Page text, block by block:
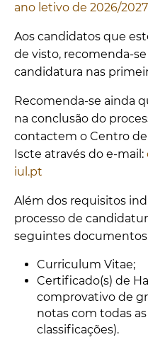
ano letivo de 2026/2027
Aos candidatos que
de visto, recomenda-
candidatura nas
Recomenda-se ainda
na conclusão do
contactem o Centro
Iscte através do e-mail:
iul.pt
Além dos requisitos
processo de
seguintes
Curriculum Vitae;
Certificado(s) de
comprovativo de
notas com todas
classificações).